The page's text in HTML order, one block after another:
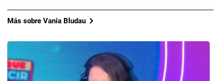
Más sobre Vania Bludau